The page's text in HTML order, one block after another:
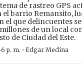
de rastreo GPS
el barrio Remansito,
el que delincuentes
de un local
de Ciudad del Este.
p. m. · Edgar Medina